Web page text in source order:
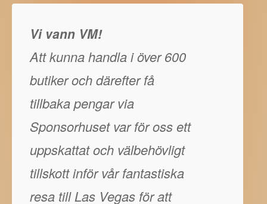
Vi vann VM!
Att kunna handla i över 600
butiker och därefter få
tillbaka pengar via
Sponsorhuset var för oss ett
uppskattat och välbehövligt
tillskott inför vår fantastiska
resa till Las Vegas för att